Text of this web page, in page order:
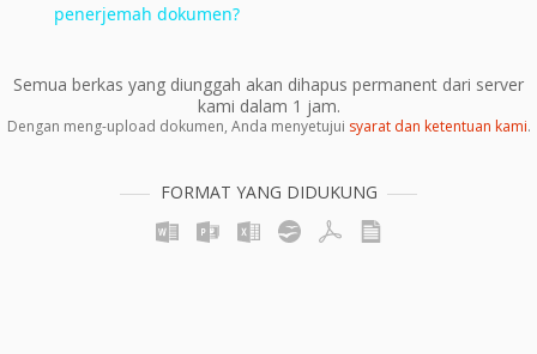
penerjemah dokumen?
Semua berkas yang diunggah akan dihapus permanent dari server
kami dalam 1 jam.
Dengan meng-upload dokumen, Anda menyetujui syarat dan ketentuan kami.
FORMAT YANG DIDUKUNG